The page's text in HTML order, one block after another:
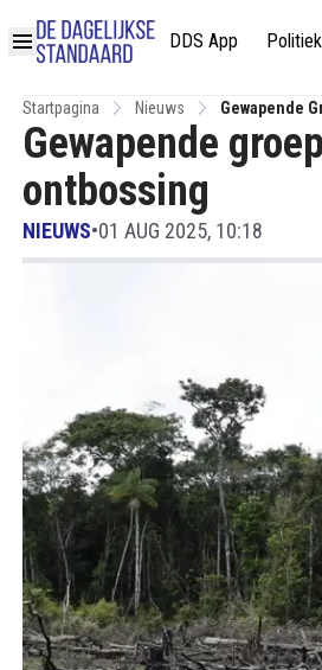
DDS App Politiek
Startpagina Nieuws Gewapende
Gewapende
ontbossing
NIEUWS•01 AUG 2025, 10:18